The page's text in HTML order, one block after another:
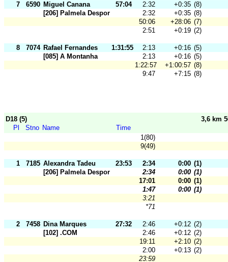
7 6590 Miguel Canana 57:04 2:32 +0:35 (8)
[206] Palmela Desporto
2:32 +0:35 (8)
50:06
+28:06 (7)
2:51
+0:19 (2)
8 7074 Rafael Fernandes 1:31:55 2:13 +0:16 (5)
[085] A Montanha
2:13 +0:16 (5)
1:22:57
+1:00:57 (8)
9:47
+7:15 (8)
D18 (5)
3,6 km
Pl
Stno Name
Time
1(80)
9(49)
1 7185 Alexandra Tadeu 23:53 2:34 0:00 (1)
[206] Palmela Desporto
2:34 0:00 (1)
17:01
0:00 (1)
1:47
0:00 (1)
3:21
*71
2 7458 Dina Marques 27:32 2:46 +0:12 (2)
[102] .COM
2:46 +0:12 (2)
19:11
+2:10 (2)
2:00
+0:13 (2)
23:59